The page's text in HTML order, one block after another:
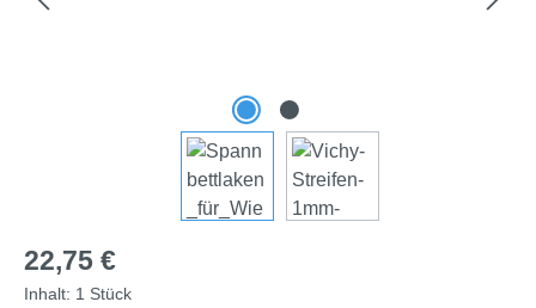
Regulärer Preis:
22,75 €
Inhalt: 1 Stück